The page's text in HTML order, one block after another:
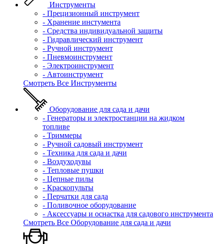
Инструменты
- Прецизионный инструмент
- Хранение инстумента
- Средства индивидуальной защиты
- Гидравлический инструмент
- Ручной инструмент
- Пневмоинструмент
- Электроинструмент
- Автоинструмент
Смотреть Все Инструменты
Оборудование для сада и дачи
- Генераторы и электростанции на жидком
топливе
- Триммеры
- Ручной садовый инструмент
- Техника для сада и дачи
- Воздуходувы
- Тепловые пушки
- Цепные пилы
- Краскопульты
- Перчатки для сада
- Поливочное оборудование
- Аксессуары и оснастка для садового инструмента
Смотреть Все Оборудование для сада и дачи